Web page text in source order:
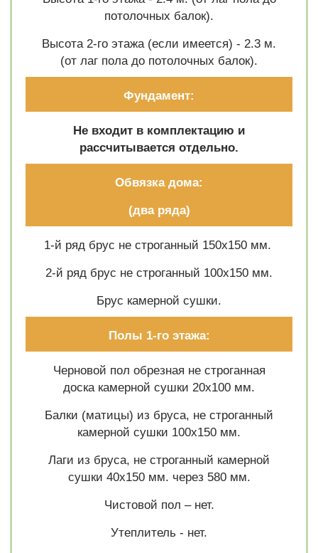
потолочных балок).
Высота 2-го этажа (если имеется) - 2.3 м.
(от лаг пола до потолочных балок).
Фундамент:
Не входит в комплектацию и
рассчитывается отдельно.
Обвязка дома:
(два ряда)
1-й ряд брус не строганный 150х150 мм.
2-й ряд брус не строганный 100х150 мм.
Брус камерной сушки.
Полы 1-го этажа:
Черновой пол обрезная не строганная
доска камерной сушки 20х100 мм.
Балки (матицы) из бруса, не строганный
камерной сушки 100х150 мм.
Лаги из бруса, не строганный камерной
сушки 40х150 мм. через 580 мм.
Чистовой пол – нет.
Утеплитель - нет.